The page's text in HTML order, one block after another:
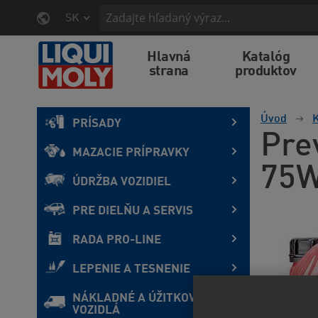
SK
Hlavná
strana
Katalóg
produktov
PRÍSADY
MAZACIE PRÍPRAVKY
ÚDRŽBA VOZIDIEL
PRE DIELŇU A SERVIS
RADA PRO-LINE
LEPENIE A TESNENIE
NÁKLADNÉ A ÚŽITKOVÉ
VOZIDLÁ
Úvod